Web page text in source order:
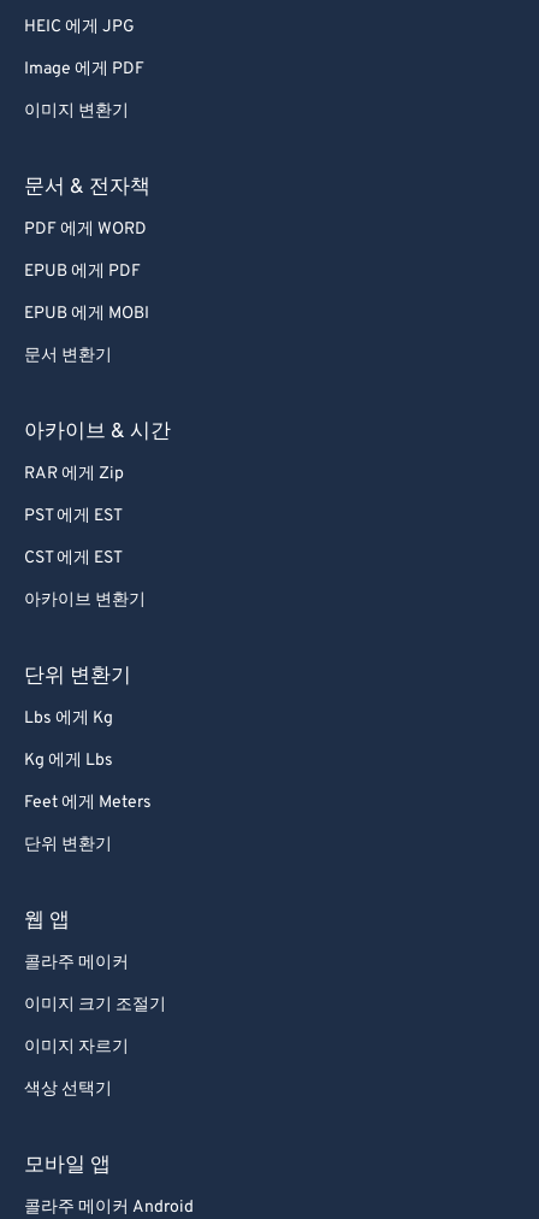
HEIC 에게 JPG
Image 에게 PDF
이미지 변환기
문서 & 전자책
PDF 에게 WORD
EPUB 에게 PDF
EPUB 에게 MOBI
문서 변환기
아카이브 & 시간
RAR 에게 Zip
PST 에게 EST
CST 에게 EST
아카이브 변환기
단위 변환기
Lbs 에게 Kg
Kg 에게 Lbs
Feet 에게 Meters
단위 변환기
웹 앱
콜라주 메이커
이미지 크기 조절기
이미지 자르기
색상 선택기
모바일 앱
콜라주 메이커 Android